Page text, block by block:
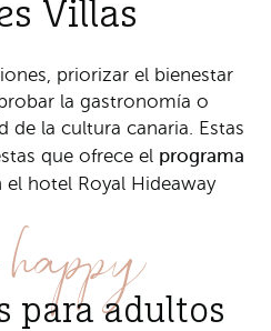
Villas
priorizar el bienestar
la gastronomía o
de la cultura canaria. Estas
que ofrece el programa
hotel Royal Hideaway
para adultos